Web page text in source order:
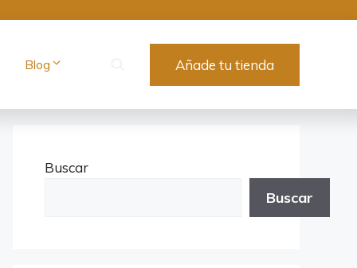
Blog Añade tu tienda
Buscar
Buscar